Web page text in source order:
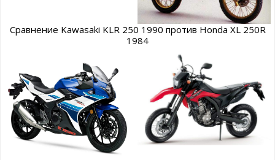
Сравнение Kawasaki KLR 250 1990 против Honda XL 250R
1984